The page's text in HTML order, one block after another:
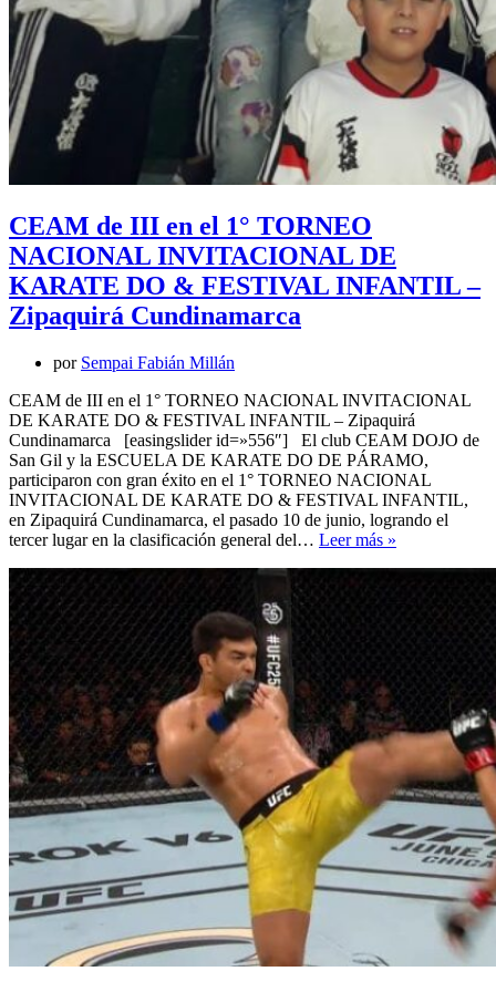
CEAM de III en el 1° TORNEO
NACIONAL INVITACIONAL DE
KARATE DO & FESTIVAL INFANTIL –
Zipaquirá Cundinamarca
por Sempai Fabián Millán
CEAM de III en el 1° TORNEO NACIONAL INVITACIONAL
DE KARATE DO & FESTIVAL INFANTIL – Zipaquirá
Cundinamarca [easingslider id=»556″] El club CEAM DOJO de
San Gil y la ESCUELA DE KARATE DO DE PÁRAMO,
participaron con gran éxito en el 1° TORNEO NACIONAL
INVITACIONAL DE KARATE DO & FESTIVAL INFANTIL,
en Zipaquirá Cundinamarca, el pasado 10 de junio, logrando el
tercer lugar en la clasificación general del… Leer más »
TORNEO
NACIONAL
DE
KARATE
DO
&
FESTIVAL
–
Zipaquirá
Cundinamarca